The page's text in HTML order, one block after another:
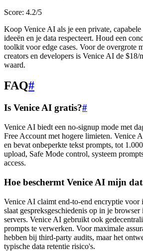
Score: 4.2/5
Koop Venice AI als je een private,
ideeën en je data respecteert. Houd een
toolkit voor edge cases. Voor de overgrote
creators en developers is Venice AI de $18/
waard.
FAQ#
Is Venice AI gratis?#
Venice AI biedt een no-signup mode met
Free Account met hogere limieten. Venice
en bevat onbeperkte tekst prompts, tot
upload, Safe Mode control, systeem
access.
Hoe beschermt Venice AI mijn
Venice AI claimt end-to-end encryptie voor
slaat gespreksgeschiedenis op in je
servers. Venice AI gebruikt ook
prompts te verwerken. Voor maximale
hebben bij third-party audits, maar het
typische data retentie risico's.